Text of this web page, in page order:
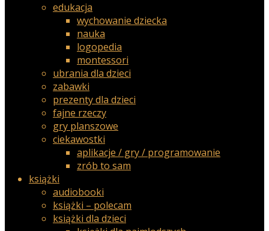
edukacja
wychowanie dziecka
nauka
logopedia
montessori
ubrania dla dzieci
zabawki
prezenty dla dzieci
fajne rzeczy
gry planszowe
ciekawostki
aplikacje / gry / programowanie
zrób to sam
książki
audiobooki
książki – polecam
książki dla dzieci